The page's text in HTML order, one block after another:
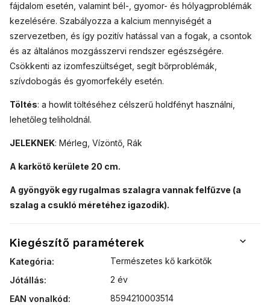
fájdalom esetén, valamint bél-, gyomor- és hólyagproblémák
kezelésére. Szabályozza a kalcium mennyiségét a
szervezetben, és így pozitív hatással van a fogak, a csontok
és az általános mozgásszervi rendszer egészségére.
Csökkenti az izomfeszültséget, segít bőrproblémák,
szívdobogás és gyomorfekély esetén.
Töltés: a howlit töltéséhez célszerű holdfényt használni,
lehetőleg teliholdnál.
JELEKNEK: Mérleg, Vízöntő, Rák
A karkötő kerülete 20 cm.
A gyöngyök egy rugalmas szalagra vannak felfűzve (a
szalag a csukló méretéhez igazodik).
Kiegészítő paraméterek
Kategória:
Természetes kő karkötők
Jótállás:
2 év
EAN vonalkód:
8594210003514